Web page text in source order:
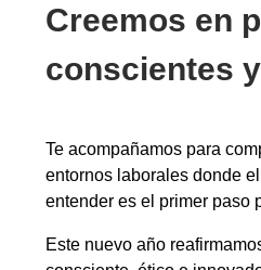
Creemos en
conscientes
Te acompañamos para
entornos laborales donde
entender es el primer paso
Este nuevo año